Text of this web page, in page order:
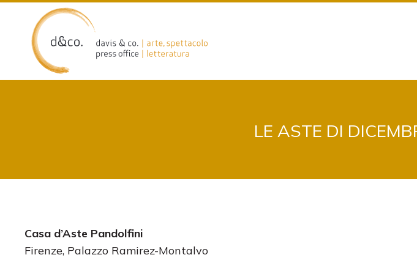
content
LE ASTE DI
Casa d’Aste Pandolfini
Firenze, Palazzo Ramirez-Montalvo